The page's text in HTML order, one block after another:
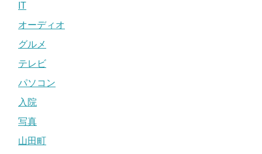
IT
オーディオ
グルメ
テレビ
パソコン
入院
写真
山田町